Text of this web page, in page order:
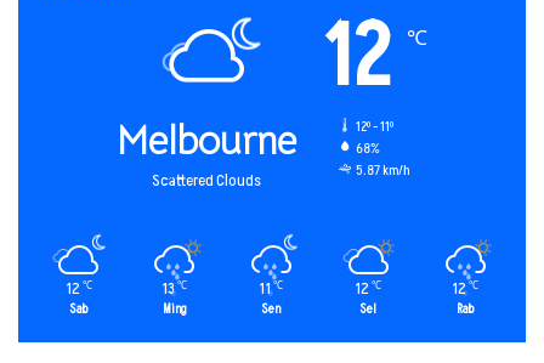
Melbourne
Scattered Clouds
12 ℃
12º - 11º
68%
5.87 km/h
12 ℃
Sab
13℃
Ming
11℃
Sen
12 ℃
Sel
12℃
Rab